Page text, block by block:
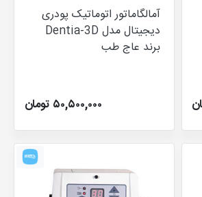
آمالگاماتور اتوماتیک پودری
دیجیتال مدل Dentia-3D
برند عاج طب
۵۰,۵۰۰,۰۰۰ تومان